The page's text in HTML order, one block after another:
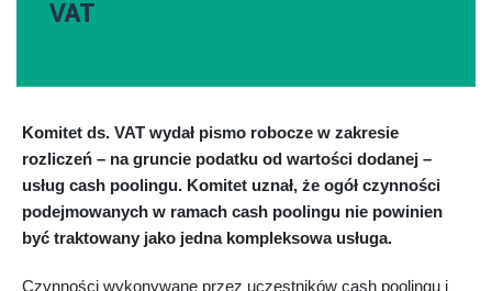
VAT
Komitet ds. VAT wydał pismo robocze w zakresie
rozliczeń – na gruncie podatku od wartości dodanej –
usług cash poolingu. Komitet uznał, że ogół czynności
podejmowanych w ramach cash poolingu nie powinien
być traktowany jako jedna kompleksowa usługa.
Czynności wykonywane przez uczestników cash poolingu i